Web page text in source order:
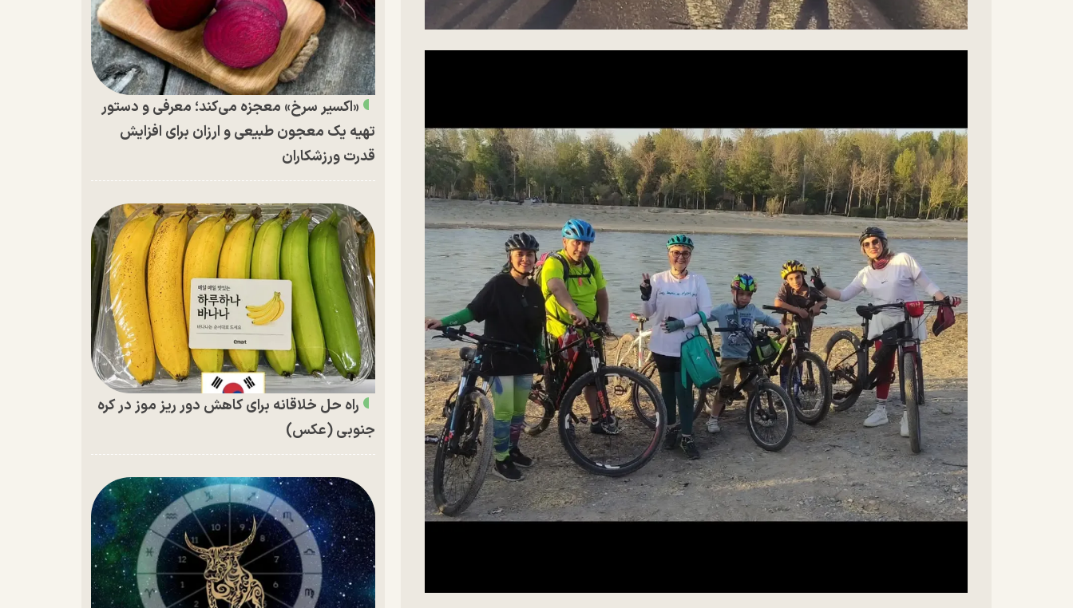
«اکسیر سرخ» معجزه می‌کند؛ معرفی و دستور
تهیه یک معجون طبیعی و ارزان برای افزایش
قدرت ورزشکاران
راه حل خلاقانه برای کاهش دور ریز موز در کره
جنوبی (عکس)